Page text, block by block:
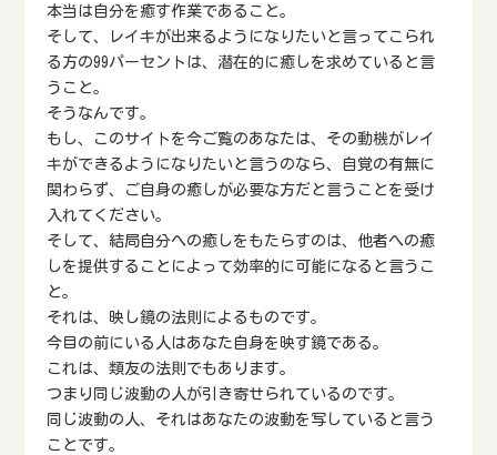
本当は自分を癒す作業であること。
そして、レイキが出来るようになりたいと言ってこられ
る方の99パーセントは、潜在的に癒しを求めていると言
うこと。
そうなんです。
もし、このサイトを今ご覧のあなたは、その動機がレイ
キができるようになりたいと言うのなら、自覚の有無に
関わらず、ご自身の癒しが必要な方だと言うことを受け
入れてください。
そして、結局自分への癒しをもたらすのは、他者への癒
しを提供することによって効率的に可能になると言うこ
と。
それは、映し鏡の法則によるものです。
今目の前にいる人はあなた自身を映す鏡である。
これは、類友の法則でもあります。
つまり同じ波動の人が引き寄せられているのです。
同じ波動の人、それはあなたの波動を写していると言う
ことです。